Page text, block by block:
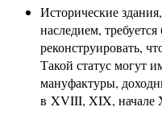
Исторические
наследием,
реконструировать,
Такой статус могут
мануфактуры,
в XVIII, XIX, начале